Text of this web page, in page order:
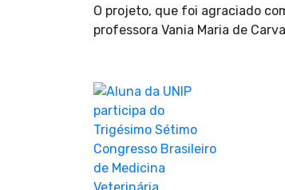
O projeto, que foi agraciado
professora Vania Maria de